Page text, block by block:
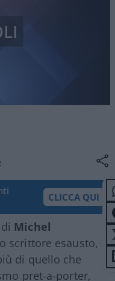
CLICCA QUI
Michel
scrittore esausto,
di quello che
pret-a-porter,